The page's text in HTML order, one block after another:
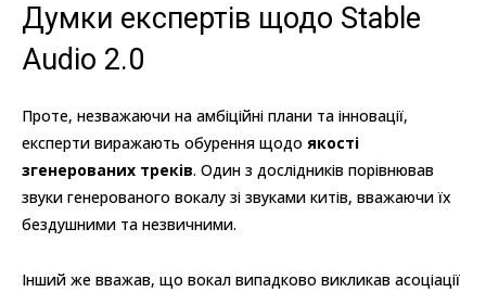
Думки експертів щодо Stable
Audio 2.0
Проте, незважаючи на амбіційні плани та інновації,
експерти виражають обурення щодо якості
згенерованих треків. Один з дослідників порівнював
звуки генерованого вокалу зі звуками китів, вважаючи їх
бездушними та незвичними.
Інший же вважав, що вокал випадково викликав асоціації